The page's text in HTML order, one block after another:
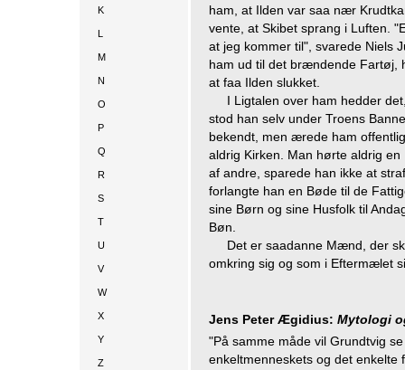
K
L
M
N
O
P
Q
R
S
T
U
V
W
X
Y
Z
ham, at Ilden var saa nær
vente, at Skibet sprang i Luften.
at jeg kommer til", svarede Niels
ham ud til det brændende Fartøj,
at faa Ilden slukket.
I Ligtalen over ham hedder
stod han selv under Troens
bekendt, men ærede ham
aldrig Kirken. Man hørte aldrig
af andre, sparede han ikke at
forlangte han en Bøde til de
sine Børn og sine Husfolk til
Bøn.
Det er saadanne Mænd, der
omkring sig og som i Eftermælet
Jens Peter Ægidius: Mytologi
"På samme måde vil Grundtvig
enkeltmenneskets og det enkelte